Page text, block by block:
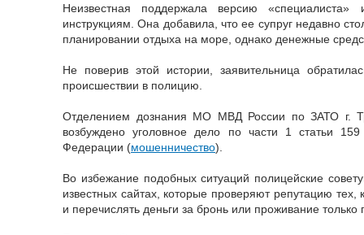
Неизвестная поддержала версию «специалиста»
инструкциям. Она добавила, что ее супруг недавно
планировании отдыха на море, однако денежные
Не поверив этой истории, заявительница
происшествии в полицию.
Отделением дознания МО МВД России по ЗАТО г.
возбуждено уголовное дело по части 1 статьи 159
Федерации (мошенничество).
Во избежание подобных ситуаций полицейские
известных сайтах, которые проверяют репутацию
и перечислять деньги за бронь или проживание только